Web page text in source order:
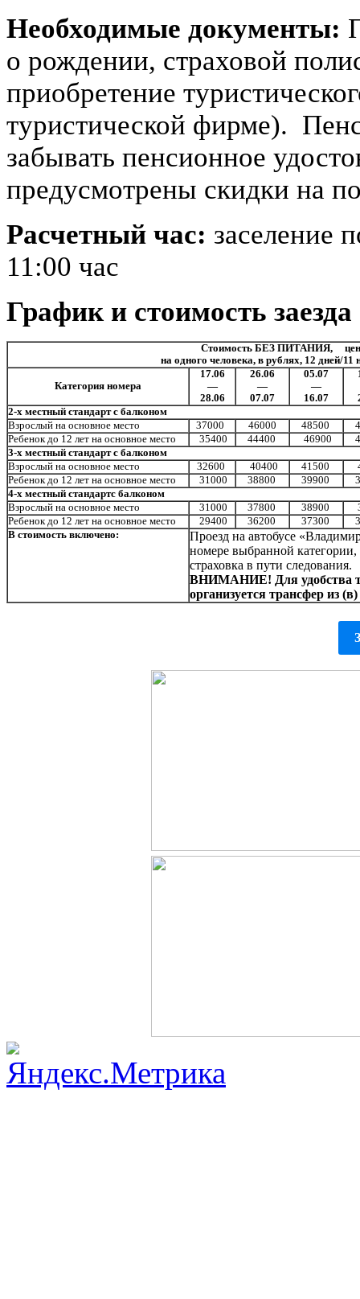
Необходимые документы:
о рождении, страховой
приобретение
туристической фирме).
забывать пенсионное
предусмотрены скидки на
Расчетный час: заселение
11:00 час
График и стоимость
Стоимость БЕЗ ПИТАНИЯ,
на одного человека, в рублях, 12 дней/11
Категория номера
17.06
—
28.06
26.06
—
07.07
05.07
—
16.07
2-х местный стандарт с балконом
Взрослый на основное место
37000 46000 48500
Ребенок до 12 лет на основное место
35400 44400 46900
3-х местный стандарт с балконом
Взрослый на основное место
32600 40400 41500
Ребенок до 12 лет на основное место
31000 38800 39900
4-х местный стандартс балконом
Взрослый на основное место
31000 37800 38900
Ребенок до 12 лет на основное место
29400 36200 37300
В стоимость включено:
Проезд на автобусе
номере выбранной категории,
страховка в пути следования.
ВНИМАНИЕ! Для удобства
организуется трансфер из